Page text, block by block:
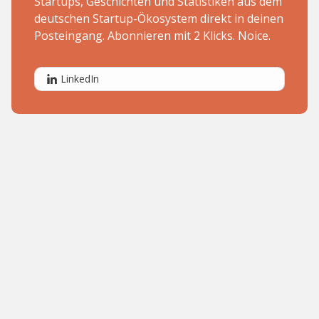
deutschen Startup-Ökosystem direkt in deinen
Posteingang. Abonnieren mit 2 Klicks. Noice.
LinkedIn